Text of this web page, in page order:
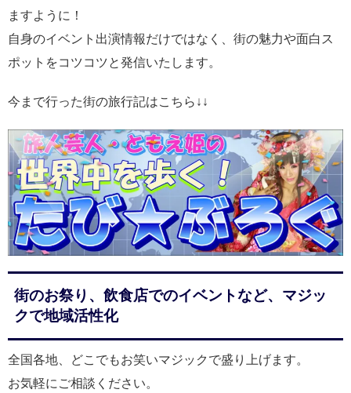
ますように！
自身のイベント出演情報だけではなく、街の魅力や面白ス
ポットをコツコツと発信いたします。
今まで行った街の旅行記はこちら↓↓
街のお祭り、飲食店でのイベントなど、マジッ
クで地域活性化
全国各地、どこでもお笑いマジックで盛り上げます。
お気軽にご相談ください。